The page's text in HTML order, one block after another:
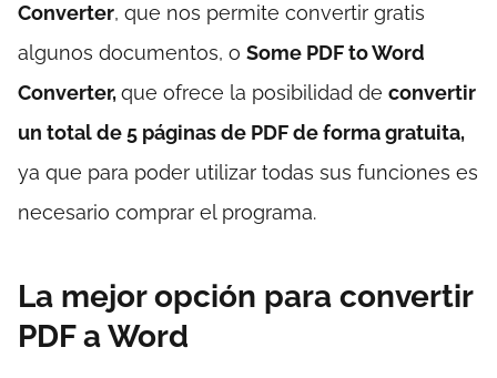
Converter, que nos permite convertir gratis
algunos documentos, o Some PDF to Word
Converter,que ofrece la posibilidad de convertir
un total de 5 páginas de PDF de forma gratuita,
ya que para poder utilizar todas sus funciones es
necesario comprar el programa.
La mejor opción para convertir
PDF a Word